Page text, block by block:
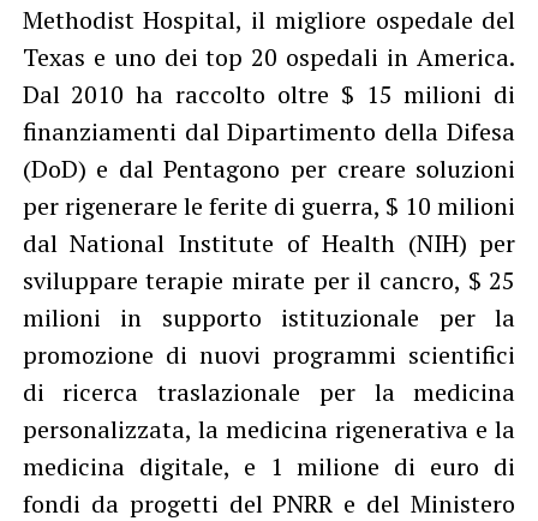
Methodist Hospital, il migliore ospedale del
Texas e uno dei top 20 ospedali in America.
Dal 2010 ha raccolto oltre $ 15 milioni di
finanziamenti dal Dipartimento della Difesa
(DoD) e dal Pentagono per creare soluzioni
per rigenerare le ferite di guerra, $ 10 milioni
dal National Institute of Health (NIH) per
sviluppare terapie mirate per il cancro, $ 25
milioni in supporto istituzionale per la
promozione di nuovi programmi scientifici
di ricerca traslazionale per la medicina
personalizzata, la medicina rigenerativa e la
medicina digitale, e 1 milione di euro di
fondi da progetti del PNRR e del Ministero